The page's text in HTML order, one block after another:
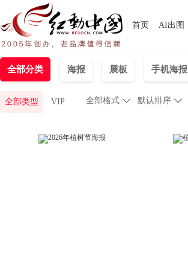
首页 AI出图
全部分类 海报 展板 手机海报
全部类型 VIP 
全部格式 默认排序 